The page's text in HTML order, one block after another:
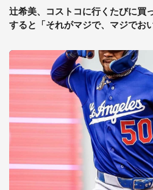
辻希美、コストコに行くたびに買
すると「それがマジで、マジでお